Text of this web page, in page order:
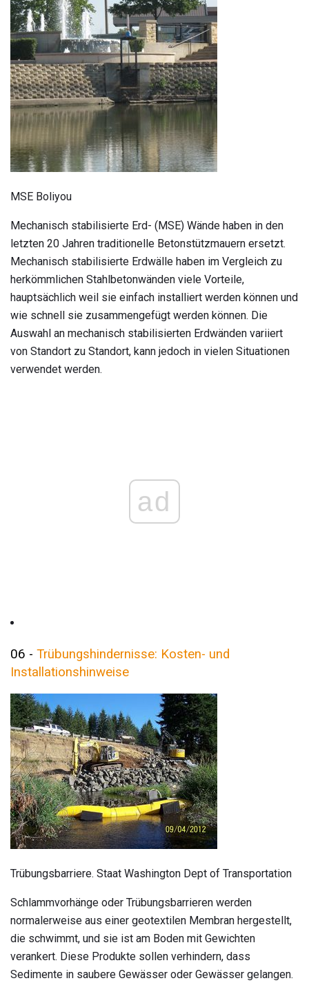
MSE Boliyou
Mechanisch stabilisierte Erd- (MSE) Wände haben in den
letzten 20 Jahren traditionelle Betonstützmauern ersetzt.
Mechanisch stabilisierte Erdwälle haben im Vergleich zu
herkömmlichen Stahlbetonwänden viele Vorteile,
hauptsächlich weil sie einfach installiert werden können und
wie schnell sie zusammengefügt werden können. Die
Auswahl an mechanisch stabilisierten Erdwänden variiert
von Standort zu Standort, kann jedoch in vielen Situationen
verwendet werden.
ad
06 - Trübungshindernisse: Kosten- und
Installationshinweise
Trübungsbarriere. Staat Washington Dept of Transportation
Schlammvorhänge oder Trübungsbarrieren werden
normalerweise aus einer geotextilen Membran hergestellt,
die schwimmt, und sie ist am Boden mit Gewichten
verankert. Diese Produkte sollen verhindern, dass
Sedimente in saubere Gewässer oder Gewässer gelangen.